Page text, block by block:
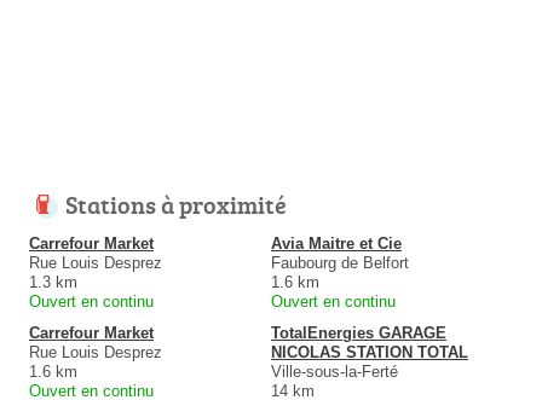
Stations à proximité
Carrefour Market
Rue Louis Desprez
1.3 km
Ouvert en continu
Avia Maitre et Cie
Faubourg de Belfort
1.6 km
Ouvert en continu
Carrefour Market
Rue Louis Desprez
1.6 km
Ouvert en continu
TotalEnergies GARAGE
NICOLAS STATION TOTAL
Ville-sous-la-Ferté
14 km